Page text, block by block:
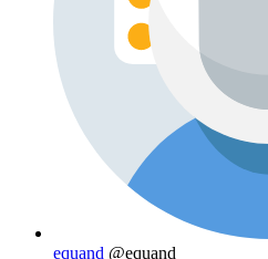
equand @equand